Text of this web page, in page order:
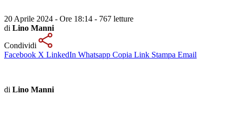
20 Aprile 2024 - Ore 18:14 - 767 letture
di Lino Manni
Condividi
Facebook X LinkedIn Whatsapp Copia Link Stampa Email
di Lino Manni